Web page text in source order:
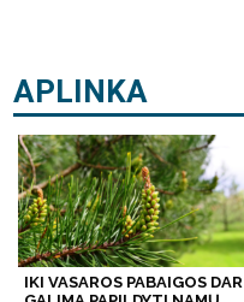
APLINKA
IKI VASAROS PABAIGOS DAR